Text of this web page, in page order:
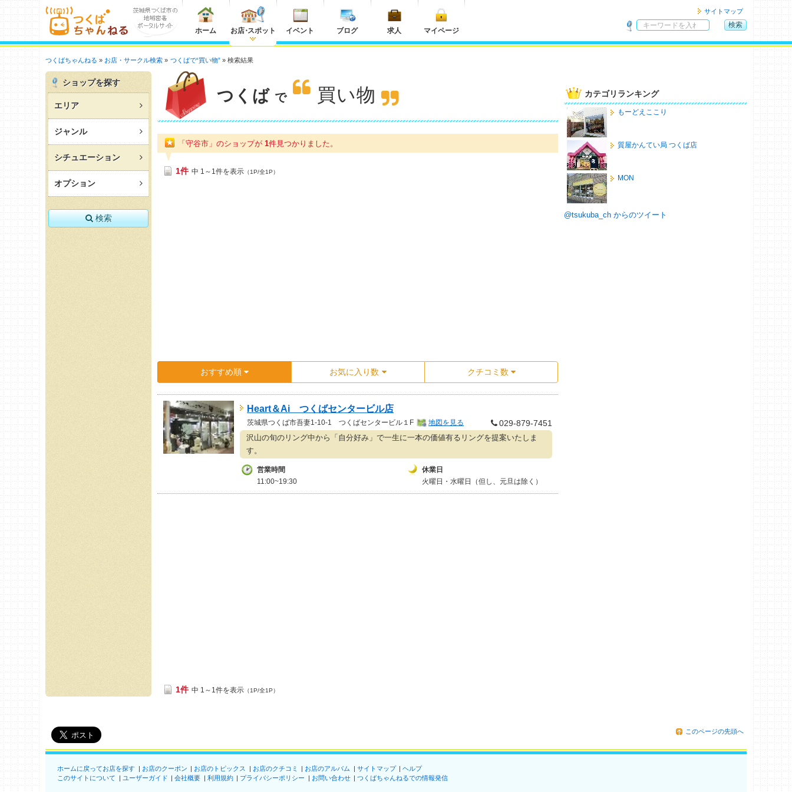
ホーム お店・スポット イベント ブログ 求人 マイページ
サイトマップ
索
検索
つくばちゃんねる お店・サークル検索 つくばで“買い物” 検索結果
つくば で 買い物
「守谷市」のショップが 1件見つかりました。
1件 中 1～1件を表示 （1P/全1P）
おすすめ順 お気に入り数 クチコミ数
Heart＆Ai つくばセンタービル店
茨城県つくば市吾妻1-10-1 つくばセンタービル１F 地図を見る 029-879-7451
沢山の旬のリング中から「自分好み」で一生に一本の価値有るリングを提案いたしま
す。
営業時間
11:00~19:30
休業日
火曜日・水曜日（但し、元旦は除く）
1件 中 1～1件を表示 （1P/全1P）
ショップを探す
エリア
ジャンル
シチュエーション
オプション
検索
カテゴリランキング
もーどえここり
質屋かんてい局 つくば店
MON
@tsukuba_ch からのツイート
このページの先頭へ
ホームに戻ってお店を探す お店のクーポン お店のトピックス お店のクチコミ お店のアルバム サイトマップ
ヘルプ
このサイトについて
ユーザーガイド 会社概要 利用規約 プライバシーポリシー お問い合わせ つくばちゃんねるでの情報発信